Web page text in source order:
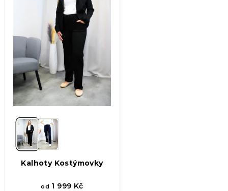
Kalhoty Kostýmovky
od 1 999 Kč